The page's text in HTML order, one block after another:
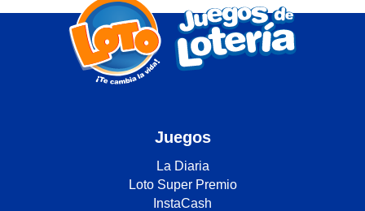
Juegos
La Diaria
Loto Super Premio
InstaCash